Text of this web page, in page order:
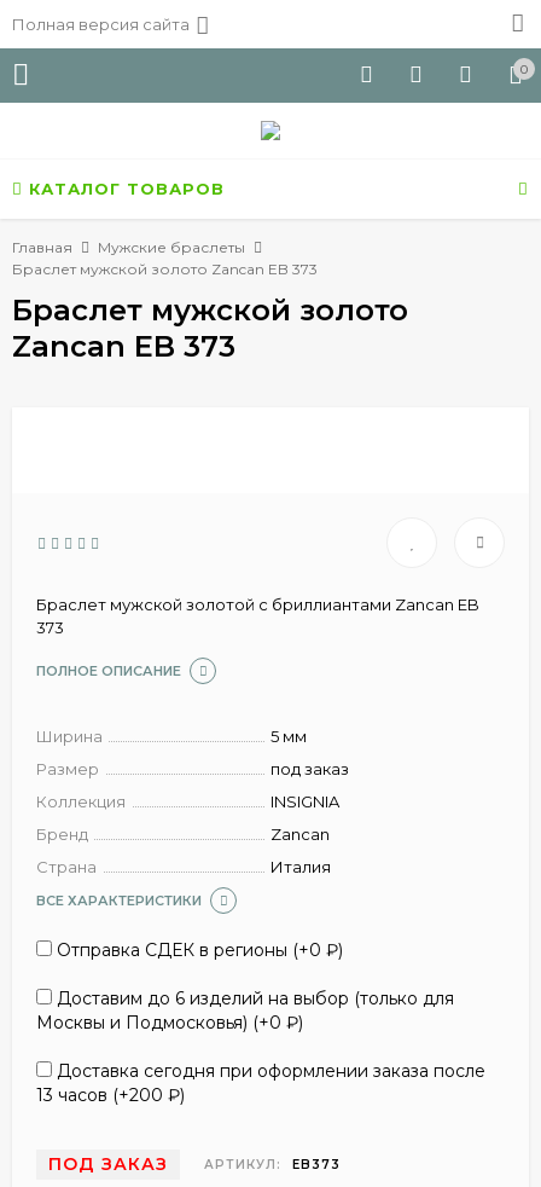
Полная версия сайта
0
КАТАЛОГ ТОВАРОВ
Главная
Мужские браслеты
Браслет мужской золото Zancan EB 373
Браслет мужской золото
Zancan EB 373
Браслет мужской золотой с бриллиантами Zancan EB
373
ПОЛНОЕ ОПИСАНИЕ
Ширина
5 мм
Размер
под заказ
Коллекция
INSIGNIA
Бренд
Zancan
Страна
Италия
ВСЕ ХАРАКТЕРИСТИКИ
Отправка СДЕК в регионы (+0 ₽)
Доставим до 6 изделий на выбор (только для
Москвы и Подмосковья) (+0 ₽)
Доставка сегодня при оформлении заказа после
13 часов (+200 ₽)
ПОД ЗАКАЗ АРТИКУЛ: EB373